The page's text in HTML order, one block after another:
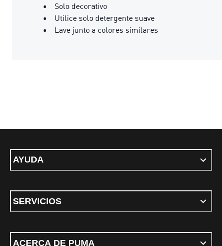
Solo decorativo
Utilice solo detergente suave
Lave junto a colores similares
AYUDA
SERVICIOS
ACERCA DE PUMA